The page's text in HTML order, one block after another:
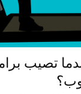
تصيب